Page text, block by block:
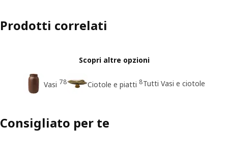
Prodotti correlati
Scopri altre opzioni
Vasi 78 Ciotole e piatti 8Tutti Vasi e ciotole
Consigliato per te